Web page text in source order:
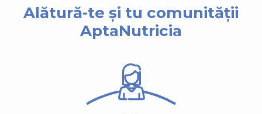
Alătură-te și tu comunității
AptaNutricia